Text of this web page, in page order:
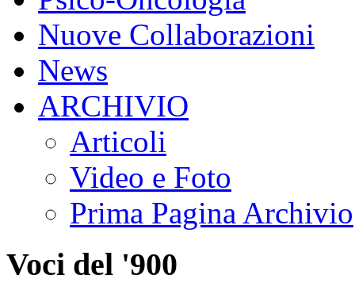
Nuove Collaborazioni
News
ARCHIVIO
Articoli
Video e Foto
Prima Pagina Archivio
Voci del '900